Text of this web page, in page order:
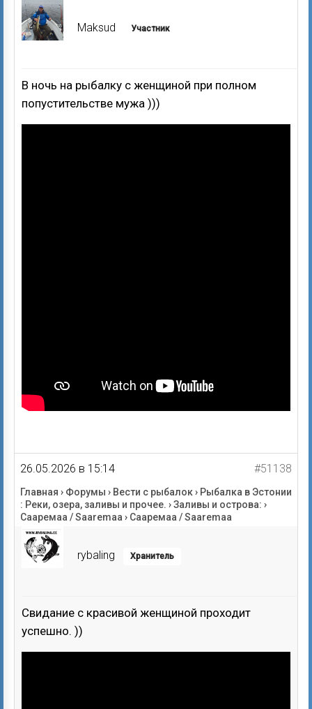
Maksud Участник
В ночь на рыбалку с женщиной при полном
попустительстве мужа )))
26.05.2026 в 15:14 #51138
Главная › Форумы › Вести с рыбалок› Рыбалка в Эстонии
: Реки, озера, заливы и прочее. ›Заливы и острова: ›
Сааремаа / Saaremaa › Сааремаа / Saaremaa
rybaling Хранитель
Свидание с красивой женщиной проходит
успешно. ))